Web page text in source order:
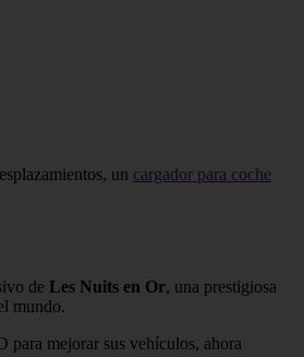
un cargador para coche
de Les Nuits en Or, una prestigiosa
mundo.
para mejorar sus vehículos, ahora